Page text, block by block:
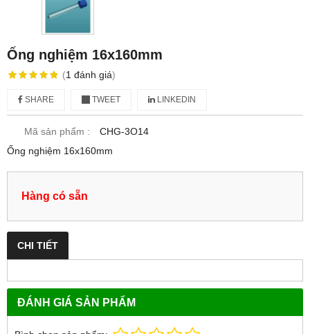
Ống nghiệm 16x160mm
(1 đánh giá)
SHARE TWEET LINKEDIN
Mã sản phẩm :
CHG-3O14
Ống nghiệm 16x160mm
Hàng có sẵn
CHI TIẾT
ĐÁNH GIÁ SẢN PHẨM